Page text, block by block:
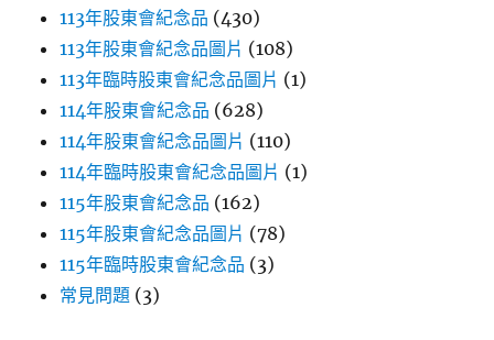
113年股東會紀念品 (430)
113年股東會紀念品圖片 (108)
113年臨時股東會紀念品圖片 (1)
114年股東會紀念品 (628)
114年股東會紀念品圖片 (110)
114年臨時股東會紀念品圖片 (1)
115年股東會紀念品 (162)
115年股東會紀念品圖片 (78)
115年臨時股東會紀念品 (3)
常見問題 (3)